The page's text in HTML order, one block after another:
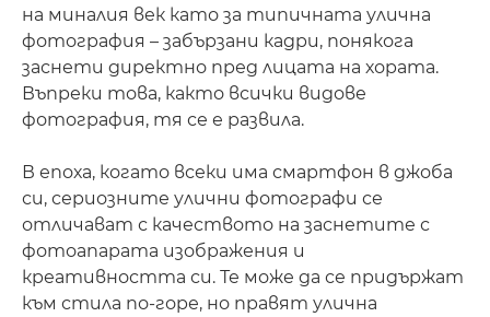
на миналия век като за типичната улична
фотография – забързани кадри, понякога
заснети директно пред лицата на хората.
Въпреки това, както всички видове
фотография, тя се е развила.
В епоха, когато всеки има смартфон в джоба
си, сериозните улични фотографи се
отличават с качеството на заснетите с
фотоапарата изображения и
креативността си. Те може да се придържат
към стила по-горе, но правят улична